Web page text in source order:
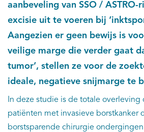
aanbeveling van SSO /
excisie uit te voeren bij
Aangezien er geen bewijs is
veilige marge die verder gaat
tumor’, stellen ze voor de
ideale, negatieve snijmarge te
In deze studie is de totale overleving
patiënten met invasieve borstkanker
borstsparende chirurgie